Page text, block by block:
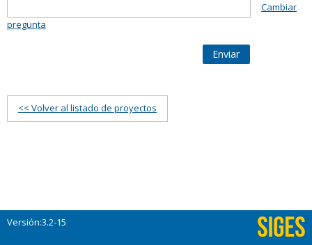
Cambiar
pregunta
Enviar
<< Volver al listado de proyectos
Versión:3.2-15